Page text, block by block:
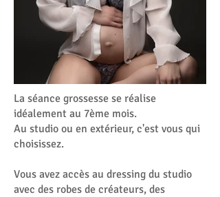
La séance grossesse se réalise
idéalement au 7ème mois.
Au studio ou en extérieur, c'est vous qui
choisissez.
Vous avez accès au dressing du studio
avec des robes de créateurs, des